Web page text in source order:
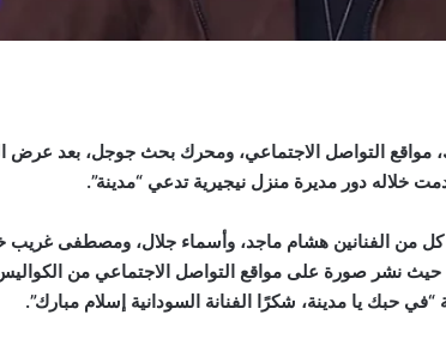
مواقع التواصل الاجتماعي، ومحرك بحث جوجل، بعد عرض
دور مديرة منزل نيجيرية تدعي “مدينة”.
من الفنانين هشام ماجد، وأسماء جلال، ومصطفى غريب
نشر صورة على مواقع التواصل الاجتماعي من
حبك يا مدينة، شكرًا الفنانة السودانية إسلام مبارك”.